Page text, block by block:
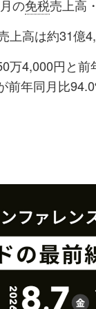
シ
ェ
ア
す
る
の免税売上高
上高は約31億
万4,000円と
前年同月比